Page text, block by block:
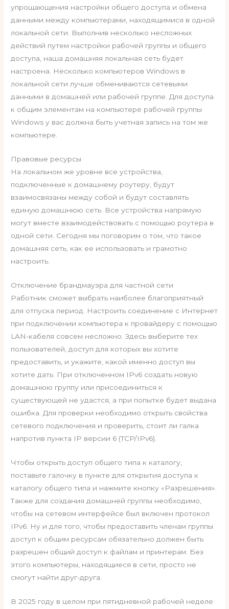
упрощающения настройки общего доступа и обмена
данными между компьютерами, находящимися в одной
локальной сети. Выполнив несколько несложных
действий путем настройки рабочей группы и общего
доступа, наша домашняя локальная сеть будет
настроена. Несколько компьютеров Windows в
локальной сети лучше обмениваются сетевыми
данными в домашней или рабочей группе. Для доступа
к общим элементам на компьютере рабочей группы
Windows у вас должна быть учетная запись на том же
компьютере.
Правовые ресурсы
На локальном же уровне все устройства,
подключенные к домашнему роутеру, будут
взаимосвязаны между собой и будут составлять
единую домашнюю сеть. Все устройства напрямую
могут вместе взаимодействовать с помощью роутера в
одной сети. Сегодня мы поговорим о том, что такое
домашняя сеть, как ее использовать и грамотно
настроить.
Отключение брандмауэра для частной сети
Работник сможет выбрать наиболее благоприятный
для отпуска период. Настроить соединение с Интернет
при подключении компьютера к провайдеру с помощью
LAN-кабеля совсем несложно. Здесь выберите тех
пользователей, доступ для которых вы хотите
предоставить, и укажите, какой именно доступ вы
хотите дать. При отключенном IPv6 создать новую
домашнюю группу или присоединиться к
существующей не удастся, а при попытке будет выдана
ошибка. Для проверки необходимо открыть свойства
сетевого подключения и проверить, стоит ли галка
напротив пункта IP версии 6 (TCP/IPv6).
Чтобы открыть доступ общего типа к каталогу,
поставьте галочку в пункте для открытия доступа к
каталогу общего типа и нажмите кнопку «Разрешения».
Также для создания домашней группы необходимо,
чтобы на сетевом интерфейсе был включен протокол
IPv6. Ну и для того, чтобы предоставить членам группы
доступ к общим ресурсам обязательно должен быть
разрешен общий доступ к файлам и принтерам. Без
этого компьютеры, находящиеся в сети, просто не
смогут найти друг-друга.
В 2025 году в целом при пятидневной рабочей неделе